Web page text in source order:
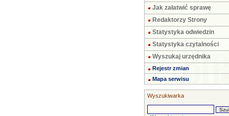
Jak załatwić sprawę
Redaktorzy Strony
Statystyka odwiedzin
Statystyka czytalności
Wyszukaj urzędnika
Rejestr zmian
Mapa serwisu
Wyszukiwarka